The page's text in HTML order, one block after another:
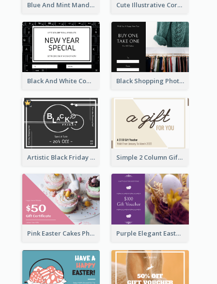
Blue And Mint Mandala Yoga Discount Gift Card Design Cute Illustrative Coral And Purple Gift Card Design
Black And White Computer Photo New Year Gift Card Black Shopping Photo New Year Sale Gift Card
Artistic Black Friday Graphic Gift Card Simple 2 Column Gift Card
Pink Easter Cakes Photo Cake Shop Gift Card Purple Elegant Easter Egg Photo Gift Card